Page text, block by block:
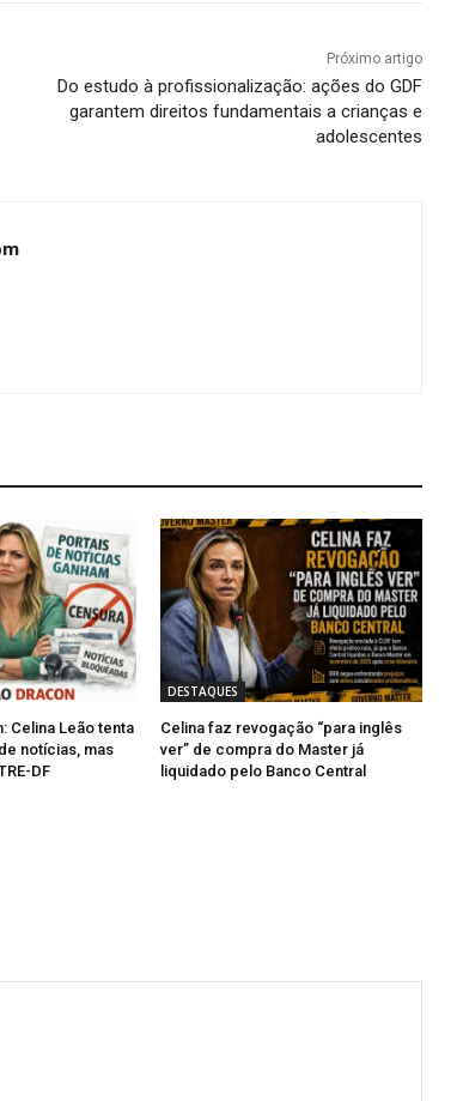
Próximo artigo
Do estudo à profissionalização: ações do GDF
garantem direitos fundamentais a crianças e
adolescentes
Celina Leão tenta
notícias, mas
DF
DESTAQUES
Celina faz revogação “para inglês
ver” de compra do Master já
liquidado pelo Banco Central